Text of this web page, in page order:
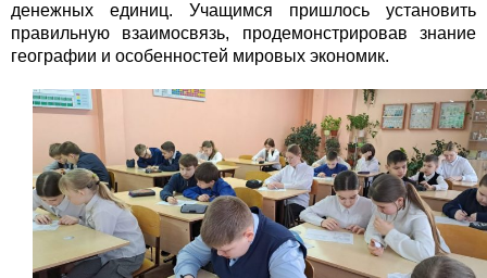
денежных единиц. Учащимся пришлось установить
правильную взаимосвязь, продемонстрировав знание
географии и особенностей мировых экономик.